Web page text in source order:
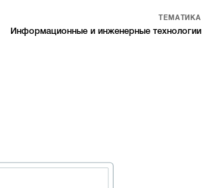
ТЕМАТИКА
Информационные и инженерные технологии